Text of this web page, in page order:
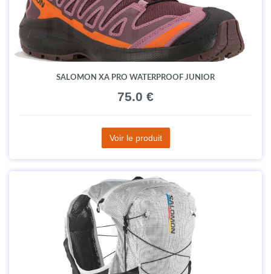
SALOMON XA PRO WATERPROOF JUNIOR
75.0 €
Voir le produit